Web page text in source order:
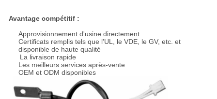
Avantage compétitif :
Approvisionnement d'usine directement
Certificats remplis tels que l'UL, le VDE, le GV, etc. et
disponible de haute qualité
La livraison rapide
Les meilleurs services après-vente
OEM et ODM disponibles